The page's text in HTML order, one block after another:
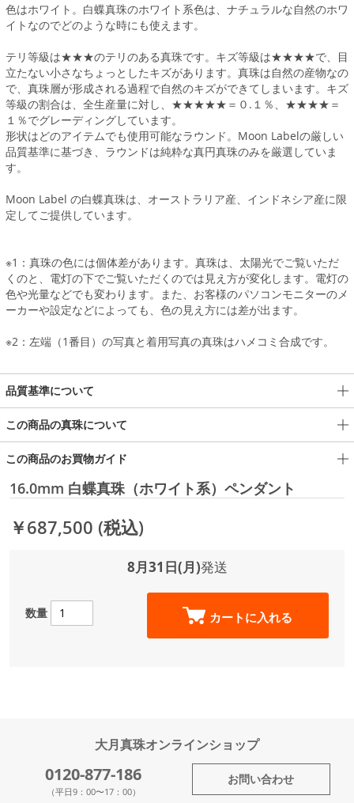
色はホワイト。白蝶真珠のホワイト系色は、ナチュラルな自然のホワ
イトなのでどのような時にも使えます。
テリ等級は★★★のテリのある真珠です。キズ等級は★★★★で、目
立たない小さなちょっとしたキズがあります。真珠は自然の産物なの
で、真珠層が形成される過程で自然のキズができてしまいます。キズ
等級の割合は、全生産量に対し、★★★★★＝０.１％、★★★★＝
１％でグレーディングしています。
形状はどのアイテムでも使用可能なラウンド。Moon Labelの厳しい
品質基準に基づき、ラウンドは純粋な真円真珠のみを厳選していま
す。
Moon Label の白蝶真珠は、オーストラリア産、インドネシア産に限
定してご提供しています。
※1：真珠の色には個体差があります。真珠は、太陽光でご覧いただ
くのと、電灯の下でご覧いただくのでは見え方が変化します。電灯の
色や光量などでも変わります。また、お客様のパソコンモニターのメ
ーカーや設定などによっても、色の見え方には差が出ます。
※2：左端（1番目）の写真と着用写真の真珠はハメコミ合成です。
品質基準について
この商品の真珠について
この商品のお買物ガイド
16.0mm 白蝶真珠（ホワイト系）ペンダント
￥687,500 (税込)
8月31日(月)発送
数量 カートに入れる
大月真珠オンラインショップ
0120-877-186
（平日9：00〜17：00）
お問い合わせ